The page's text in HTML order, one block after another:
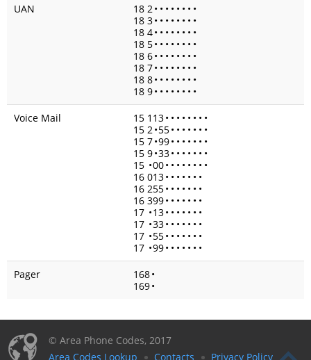
UAN
18 2• • • • • • • •
18 3• • • • • • • •
18 4• • • • • • • •
18 5• • • • • • • •
18 6• • • • • • • •
18 7• • • • • • • •
18 8• • • • • • • •
18 9• • • • • • • •
Voice Mail
15 113• • • • • • • •
15 2•55• • • • • • •
15 7•99• • • • • • •
15 9•33• • • • • • •
15 •00• • • • • • • •
16 013• • • • • • •
16 255• • • • • • •
16 399• • • • • • •
17 •13• • • • • • •
17 •33• • • • • • •
17 •55• • • • • • •
17 •99• • • • • • •
Pager
168•
169•
© Area Phone Codes, 2017
Area Codes Lookup
Contacts Privacy Policy